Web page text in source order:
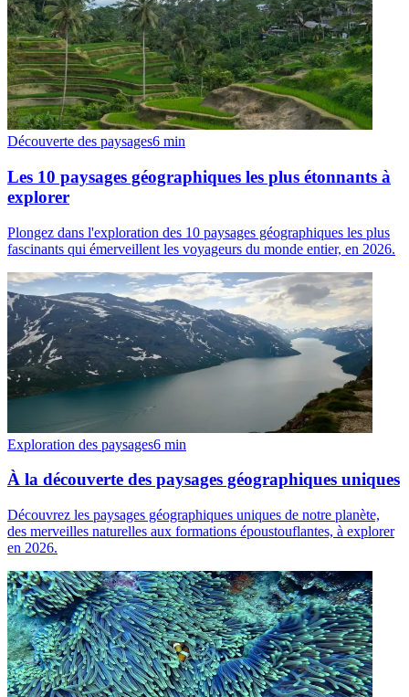
Découverte des paysages6 min
Les 10 paysages géographiques les plus étonnants à
explorer
Plongez dans l'exploration des 10 paysages géographiques les plus
fascinants qui émerveillent les voyageurs du monde entier, en 2026.
Exploration des paysages6 min
À la découverte des paysages géographiques uniques
Découvrez les paysages géographiques uniques de notre planète,
des merveilles naturelles aux formations époustouflantes, à explorer
en 2026.